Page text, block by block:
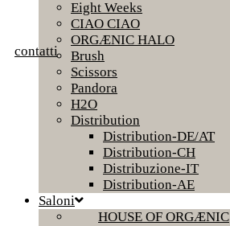
contatti
Eight Weeks
CIAO CIAO
ORGÆNIC HALO
Brush
Scissors
Pandora
H2O
Distribution
Distribution-DE/AT
Distribution-CH
Distribuzione-IT
Distribution-AE
Saloni
HOUSE OF ORGÆNIC